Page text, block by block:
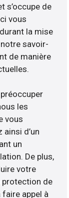
s’occupe de
vous
la mise
savoir-
de manière
les
vous
d’un
un
De plus,
votre
protection de
faire appel à